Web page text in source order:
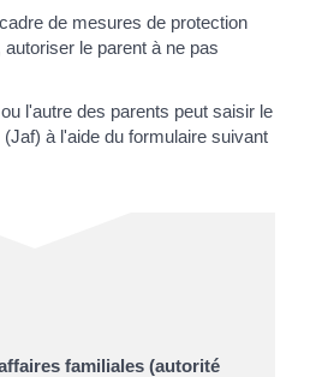
de mesures de protection
le parent à ne pas
l'autre des parents peut saisir le
à l'aide du formulaire suivant
familiales (autorité